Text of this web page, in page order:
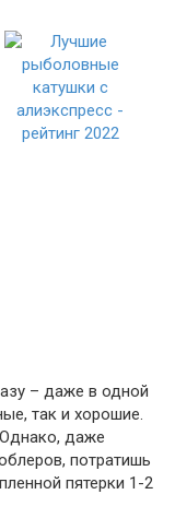
– даже в одной
так и хорошие.
даже
потратишь
пятерки 1-2